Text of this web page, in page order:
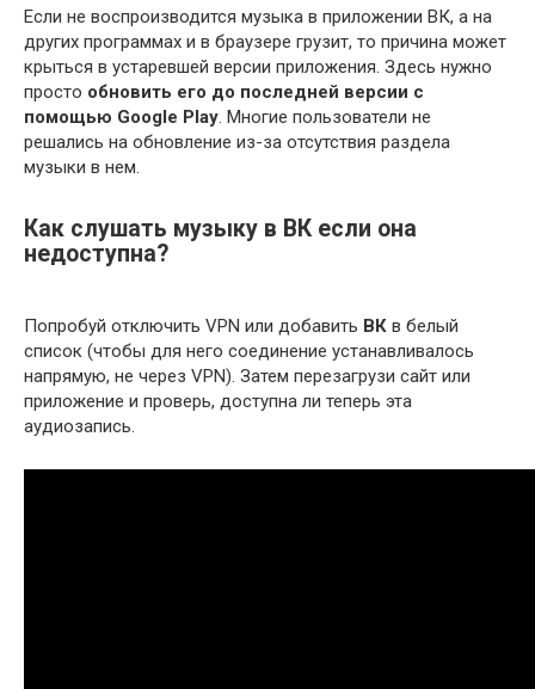
Если не воспроизводится музыка в приложении ВК, а на
других программах и в браузере грузит, то причина может
крыться в устаревшей версии приложения. Здесь нужно
просто обновить его до последней версии с
помощью Google Play. Многие пользователи не
решались на обновление из-за отсутствия раздела
музыки в нем.
Как слушать музыку в ВК если она
недоступна?
Попробуй отключить VPN или добавить ВК в белый
список (чтобы для него соединение устанавливалось
напрямую, не через VPN). Затем перезагрузи сайт или
приложение и проверь, доступна ли теперь эта
аудиозапись.